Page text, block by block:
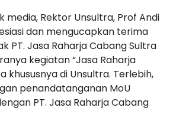
media, Rektor Unsultra, Prof Andi
dan mengucapkan terima
PT. Jasa Raharja Cabang Sultra
kegiatan “Jasa Raharja
khususnya di Unsultra. Terlebih,
penandatanganan MoU
PT. Jasa Raharja Cabang